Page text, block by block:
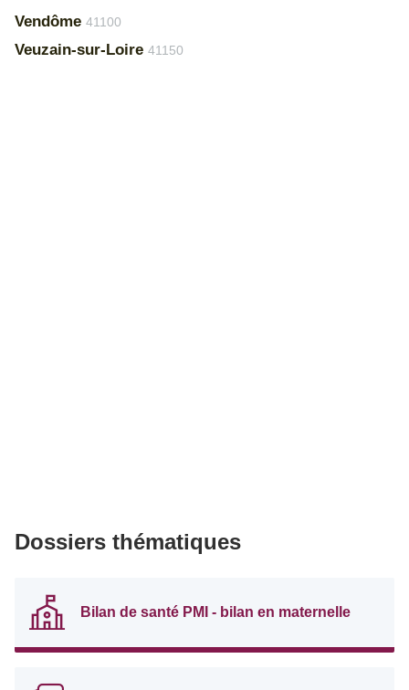
Vendôme 41100
Veuzain-sur-Loire 41150
Dossiers thématiques
Bilan de santé PMI - bilan en maternelle